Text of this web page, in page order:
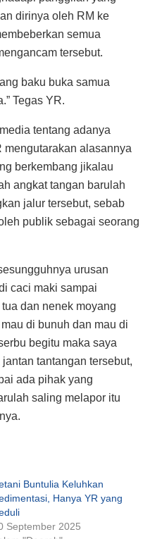
dirinya oleh RM ke
semua
tersebut.
baku buka samua
Tegas YR.
tentang adanya
mengutarakan alasannya
berkembang jikalau
angkat tangan barulah
jalur tersebut, sebab
publik sebagai seorang
urusan
caci maki sampai
dan nenek moyang
di bunuh dan mau di
begitu maka saya
tantangan tersebut,
ada pihak yang
saling melapor itu
Buntulia Keluhkan
Hanya YR yang
September 2025